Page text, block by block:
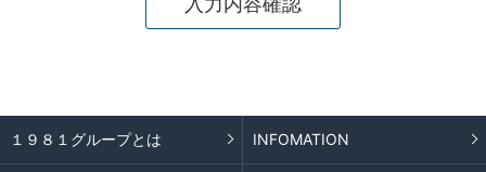
１９８１グループとは INFOMATION